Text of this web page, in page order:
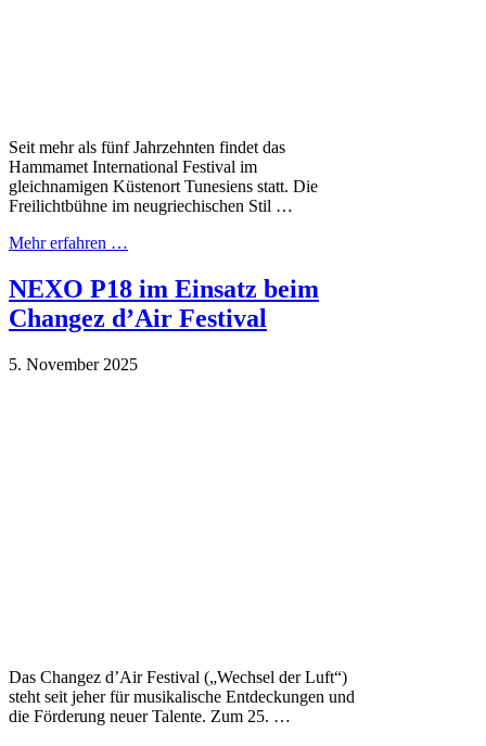
Seit mehr als fünf Jahrzehnten findet das
Hammamet International Festival im
gleichnamigen Küstenort Tunesiens statt. Die
Freilichtbühne im neugriechischen Stil …
Mehr erfahren …
NEXO P18 im Einsatz beim
Changez d’Air Festival
5. November 2025
Das Changez d’Air Festival („Wechsel der Luft“)
steht seit jeher für musikalische Entdeckungen und
die Förderung neuer Talente. Zum 25. …